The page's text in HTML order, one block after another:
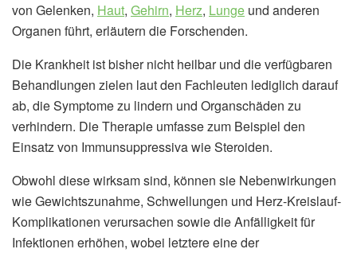
von Gelenken, Haut, Gehirn, Herz, Lunge und anderen
Organen führt, erläutern die Forschenden.
Die Krankheit ist bisher nicht heilbar und die verfügbaren
Behandlungen zielen laut den Fachleuten lediglich darauf
ab, die Symptome zu lindern und Organschäden zu
verhindern. Die Therapie umfasse zum Beispiel den
Einsatz von Immunsuppressiva wie Steroiden.
Obwohl diese wirksam sind, können sie Nebenwirkungen
wie Gewichtszunahme, Schwellungen und Herz-Kreislauf-
Komplikationen verursachen sowie die Anfälligkeit für
Infektionen erhöhen, wobei letztere eine der